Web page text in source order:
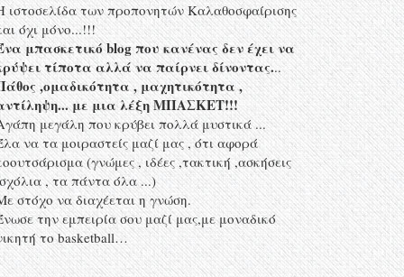
ιστοσελίδα των προπονητών Kαλαθοσφαίρισης
όχι μόνο...!!!
μπασκετικό blog που κανένας δεν έχει να
τίποτα αλλά να παίρνει δίνοντας...
,ομαδικότητα , μαχητικότητα ,
με μια λέξη MΠΑΣΚΕΤ!!!
μεγάλη που κρύβει πολλά μυστικά ...
να τα μοιραστείς μαζί μας , ότι αφορά
(γνώμες , ιδέες ,τακτική ,ασκήσεις
, τα πάντα όλα ...)
στόχο να διαχέεται η γνώση.
την εμπειρία σου μαζί μας,με μοναδικό
το basketball…